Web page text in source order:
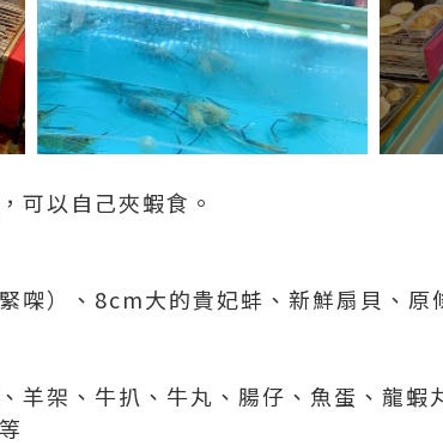
可以自己夾蝦食。
㗎）、8cm大的貴妃蚌、新鮮扇貝、原
羊架、牛扒、牛丸、腸仔、魚蛋、龍蝦